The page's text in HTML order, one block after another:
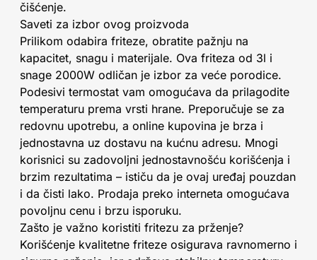
čišćenje.
Saveti za izbor ovog proizvoda
Prilikom odabira friteze, obratite pažnju na
kapacitet, snagu i materijale. Ova friteza od 3l i
snage 2000W odličan je izbor za veće porodice.
Podesivi termostat vam omogućava da prilagodite
temperaturu prema vrsti hrane. Preporučuje se za
redovnu upotrebu, a online kupovina je brza i
jednostavna uz dostavu na kućnu adresu. Mnogi
korisnici su zadovoljni jednostavnošću korišćenja i
brzim rezultatima – ističu da je ovaj uređaj pouzdan
i da čisti lako. Prodaja preko interneta omogućava
povoljnu cenu i brzu isporuku.
Zašto je važno koristiti fritezu za prženje?
Korišćenje kvalitetne friteze osigurava ravnomerno i